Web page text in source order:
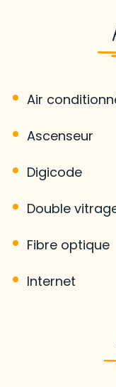
Air
Ascenseur
Digicode
Double
Fibre optique
Internet